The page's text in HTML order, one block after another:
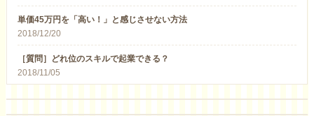
単価45万円を「高い！」と感じさせない方法
2018/12/20
［質問］どれ位のスキルで起業できる？
2018/11/05